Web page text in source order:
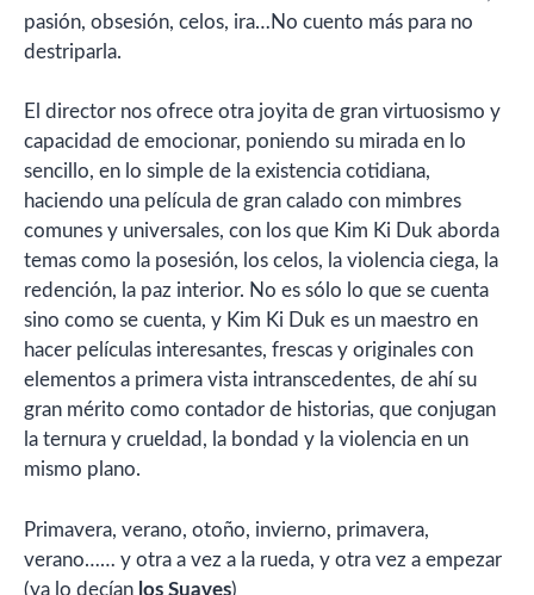
pasión, obsesión, celos, ira…No cuento más para no
destriparla.
El director nos ofrece otra joyita de gran virtuosismo y
capacidad de emocionar, poniendo su mirada en lo
sencillo, en lo simple de la existencia cotidiana,
haciendo una película de gran calado con mimbres
comunes y universales, con los que Kim Ki Duk aborda
temas como la posesión, los celos, la violencia ciega, la
redención, la paz interior. No es sólo lo que se cuenta
sino como se cuenta, y Kim Ki Duk es un maestro en
hacer películas interesantes, frescas y originales con
elementos a primera vista intranscedentes, de ahí su
gran mérito como contador de historias, que conjugan
la ternura y crueldad, la bondad y la violencia en un
mismo plano.
Primavera, verano, otoño, invierno, primavera,
verano…… y otra a vez a la rueda, y otra vez a empezar
(ya lo decían los Suaves)